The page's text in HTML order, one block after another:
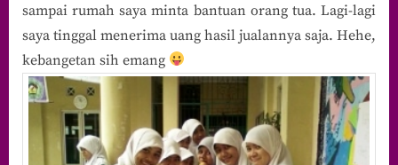
sampai rumah saya minta bantuan orang tua. Lagi-lagi
saya tinggal menerima uang hasil jualannya saja. Hehe,
kebangetan sih emang